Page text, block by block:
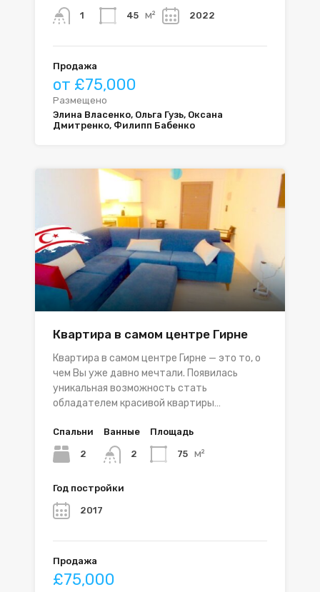
1 45 м² 2022
Продажа
от £75,000
Размещено
Элина Власенко, Ольга Гузь, Оксана
Дмитренко, Филипп Бабенко
Квартира в самом центре Гирне
Квартира в самом центре Гирне — это то, о
чем Вы уже давно мечтали. Появилась
уникальная возможность стать
обладателем красивой квартиры…
Спальни
2
Ванные
2
Площадь
75 м²
Год постройки
2017
Продажа
£75,000